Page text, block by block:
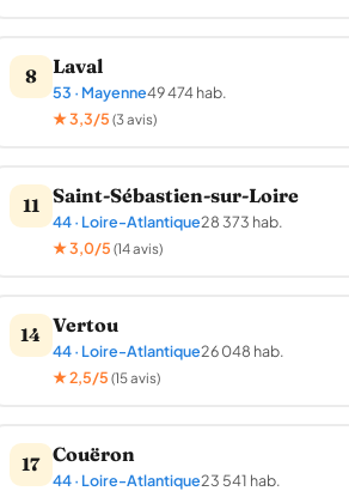
8 Laval
53 · Mayenne49 474 hab.
★ 3,3/5 (3 avis)
11 Saint-Sébastien-sur-Loire
44 · Loire-Atlantique28 373 hab.
★ 3,0/5 (14 avis)
14 Vertou
44 · Loire-Atlantique26 048 hab.
★ 2,5/5 (15 avis)
17 Couëron
44 · Loire-Atlantique23 541 hab.